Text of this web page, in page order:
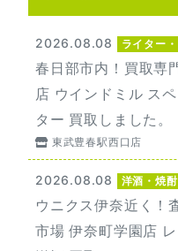
2026.08.08 ライター
春日部市内！買取専
店 ウインドミル ス
ター 買取しました。
東武豊春駅西口店
2026.08.08 洋酒・焼酎
ウニクス伊奈近く！
市場 伊奈町学園店